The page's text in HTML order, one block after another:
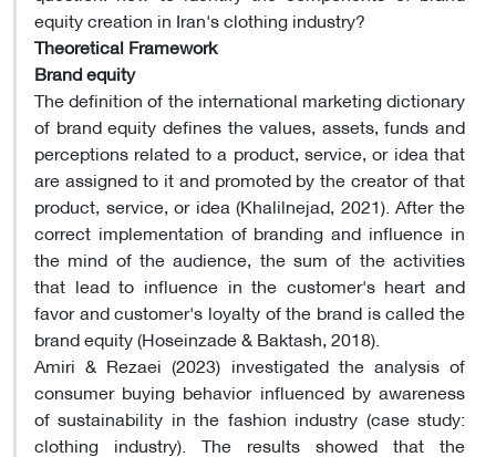
equity creation in Iran's clothing industry?
Theoretical Framework
Brand equity
The definition of the international marketing dictionary
of brand equity defines the values, assets, funds and
perceptions related to a product, service, or idea that
are assigned to it and promoted by the creator of that
product, service, or idea (Khalilnejad, 2021). After the
correct implementation of branding and influence in
the mind of the audience, the sum of the activities
that lead to influence in the customer's heart and
favor and customer's loyalty of the brand is called the
brand equity (Hoseinzade & Baktash, 2018).
Amiri & Rezaei (2023) investigated the analysis of
consumer buying behavior influenced by awareness
of sustainability in the fashion industry (case study:
clothing industry). The results showed that the